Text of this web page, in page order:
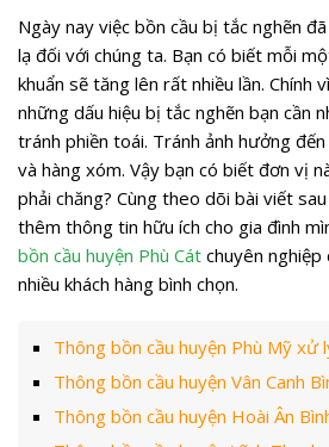
Ngày nay việc bồn cầu bị tắc nghẽn
lạ đối với chúng ta. Bạn có biết mỗi
khuẩn sẽ tăng lên rất nhiều lần. Chính
những dấu hiệu bị tắc nghẽn bạn cần
tránh phiền toái. Tránh ảnh hưởng
và hàng xóm. Vậy bạn có biết đơn vị
phải chăng? Cùng theo dõi bài viết
thêm thông tin hữu ích cho gia đình
bồn cầu huyện Phù Cát chuyên
nhiều khách hàng bình chọn.
Thông bồn cầu huyện Phù Mỹ xử
Thông bồn cầu huyện Vân Canh
Thông bồn cầu huyện Hoài Ân